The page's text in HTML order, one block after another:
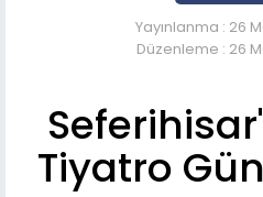
Yayınlanma : 26
Düzenleme : 26
Tiyatro